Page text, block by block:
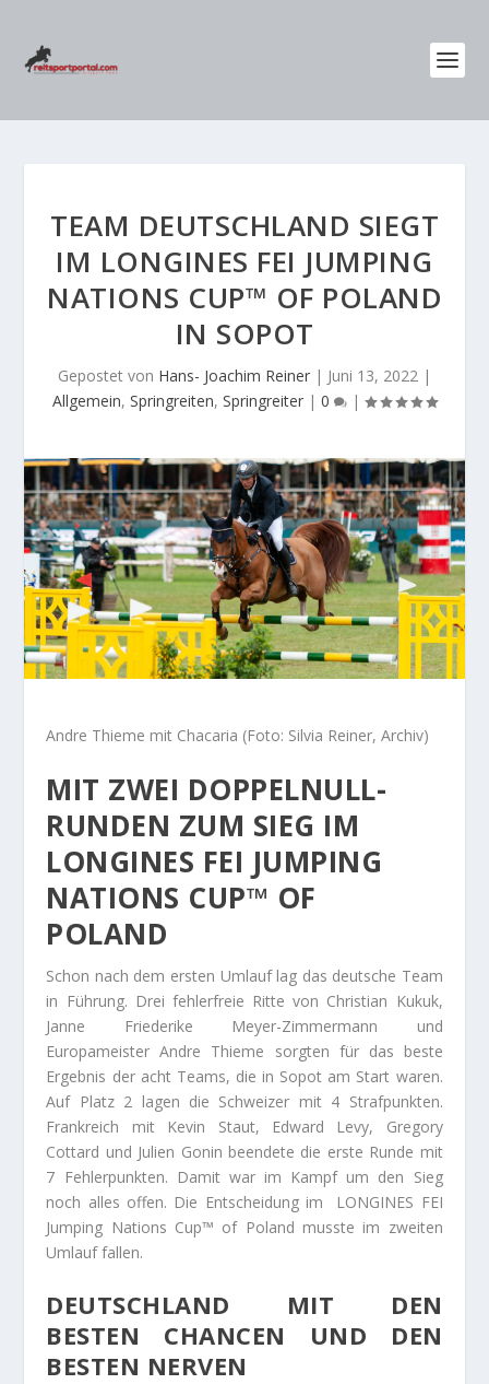
TEAM DEUTSCHLAND SIEGT
IM LONGINES FEI JUMPING
NATIONS CUP™ OF POLAND
IN SOPOT
Gepostet von Hans- Joachim Reiner | Juni 13, 2022 |
Allgemein, Springreiten, Springreiter | 0 |
Andre Thieme mit Chacaria (Foto: Silvia Reiner, Archiv)
MIT ZWEI DOPPELNULL-
RUNDEN ZUM SIEG IM
LONGINES FEI JUMPING
NATIONS CUP™ OF
POLAND
Schon nach dem ersten Umlauf lag das deutsche Team
in Führung. Drei fehlerfreie Ritte von Christian Kukuk,
Janne Friederike Meyer-Zimmermann und
Europameister Andre Thieme sorgten für das beste
Ergebnis der acht Teams, die in Sopot am Start waren.
Auf Platz 2 lagen die Schweizer mit 4 Strafpunkten.
Frankreich mit Kevin Staut, Edward Levy, Gregory
Cottard und Julien Gonin beendete die erste Runde mit
7 Fehlerpunkten. Damit war im Kampf um den Sieg
noch alles offen. Die Entscheidung im LONGINES FEI
Jumping Nations Cup™ of Poland musste im zweiten
Umlauf fallen.
DEUTSCHLAND MIT DEN
BESTEN CHANCEN UND DEN
BESTEN NERVEN